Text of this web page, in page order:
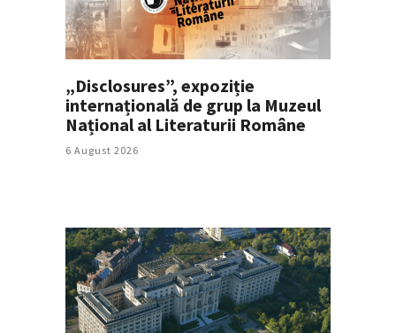
„Disclosures”, expoziție
internațională de grup la Muzeul
Național al Literaturii Române
6 August 2026